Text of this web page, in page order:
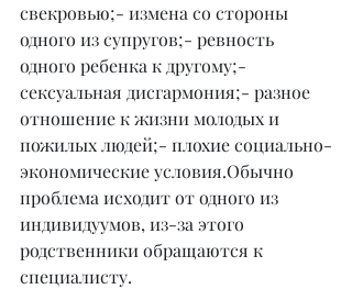
свекровью;- измена со стороны
одного из супругов;- ревность
одного ребенка к другому;-
сексуальная дисгармония;- разное
отношение к жизни молодых и
пожилых людей;- плохие социально-
экономические условия.Обычно
проблема исходит от одного из
индивидуумов, из-за этого
родственники обращаются к
специалисту.